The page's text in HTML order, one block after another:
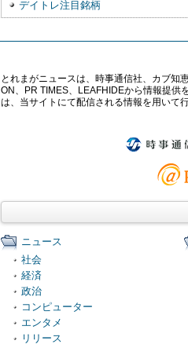
デイトレ注目銘柄
とれまがニュースは、時事通信社、カブ
ON、PR TIMES、LEAFHIDEから情報提供
は、当サイトにて配信される情報を用いて
ニュース
社会
経済
政治
コンピューター
エンタメ
リリース